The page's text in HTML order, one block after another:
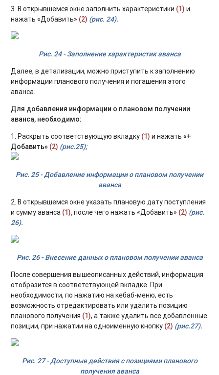
3. В открывшемся окне заполнить характеристики (1) и
нажать «Добавить» (2) (рис. 24).
Рис. 24 - Заполнение характеристик аванса
Далее, в детализации, можно приступить к заполнению
информации планового получения и погашения этого
аванса.
Для добавления информации о плановом получении
аванса, необходимо:
1. Раскрыть соответствующую вкладку (1) и нажать«+
Добавить» (2) (рис.25);
Рис. 25 - Добавление информации о плановом получении
аванса
2. В открывшемся окне указать плановую дату поступления
и сумму аванса (1),после чего нажать «Добавить» (2) (рис.
26).
Рис. 26 - Внесение данных о плановом получении аванса
После совершения вышеописанных действий, информация
отобразится в соответствующей вкладке. При
необходимости, по нажатию на кебаб-меню, есть
возможность отредактировать или удалить позицию
планового получения (1), а также удалить все добавленные
позиции, при нажатии на одноименную кнопку (2) (рис.27).
Рис. 27 - Доступные действия с позициями планового
получения аванса